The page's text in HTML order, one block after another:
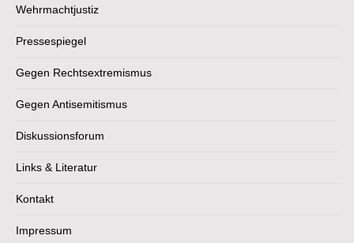
Wehrmachtjustiz
Pressespiegel
Gegen Rechtsextremismus
Gegen Antisemitismus
Diskussionsforum
Links & Literatur
Kontakt
Impressum